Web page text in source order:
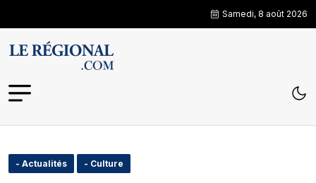
Samedi, 8 août 2026
- Actualités - Culture